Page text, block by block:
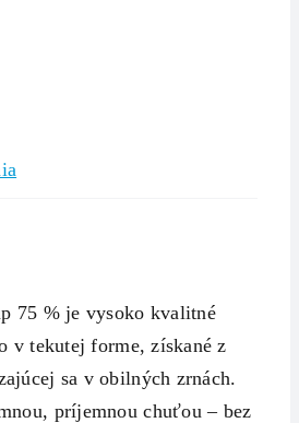
75 % je vysoko kvalitné
v tekutej forme, získané z
sa v obilných zrnách.
príjemnou chuťou – bez